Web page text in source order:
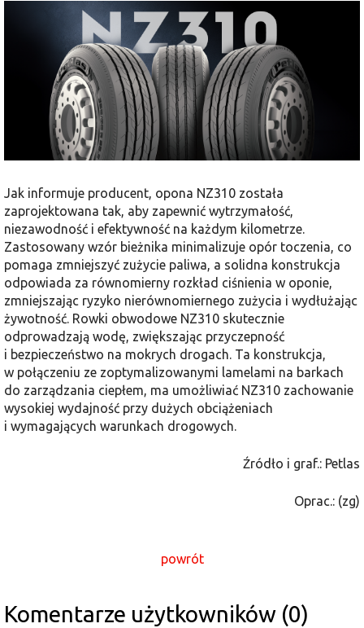
Jak informuje producent, opona NZ310 została
zaprojektowana tak, aby zapewnić wytrzymałość,
niezawodność i efektywność na każdym kilometrze.
Zastosowany wzór bieżnika minimalizuje opór toczenia, co
pomaga zmniejszyć zużycie paliwa, a solidna konstrukcja
odpowiada za równomierny rozkład ciśnienia w oponie,
zmniejszając ryzyko nierównomiernego zużycia i wydłużając
żywotność. Rowki obwodowe NZ310 skutecznie
odprowadzają wodę, zwiększając przyczepność
i bezpieczeństwo na mokrych drogach. Ta konstrukcja,
w połączeniu ze zoptymalizowanymi lamelami na barkach
do zarządzania ciepłem, ma umożliwiać NZ310 zachowanie
wysokiej wydajność przy dużych obciążeniach
i wymagających warunkach drogowych.
Źródło i graf.: Petlas
Oprac.: (zg)
powrót
Komentarze użytkowników (0)